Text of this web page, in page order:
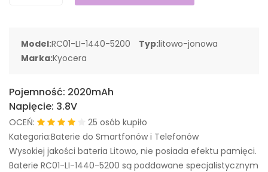
Model:RC01-LI-1440-5200 Typ:litowo-jonowa
Marka:Kyocera
Pojemność: 2020mAh
Napięcie: 3.8V
OCEŃ:
25 osób kupiło
Kategoria:Baterie do Smartfonów i Telefonów
Wysokiej jakości bateria Litowo, nie posiada efektu pamięci.
Baterie RC01-LI-1440-5200 są poddawane specjalistycznym